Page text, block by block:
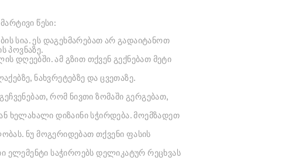
წესი:
სია. ეს დაგეხმარებათ არ გადაიტანოთ
პოვნაზე.
დღეებში. ამ გზით თქვენ გექნებათ მეტი
ნახვრეტებზე და ცვეთაზე.
რომ ნივთი ზომაში გერგებათ,
ხელახალი დიზაინი სჭირდება. მოემზადეთ
ნუ მოგერიდებათ თქვენი ფასის
ელემენტი საჭიროებს დელიკატურ რეცხვას